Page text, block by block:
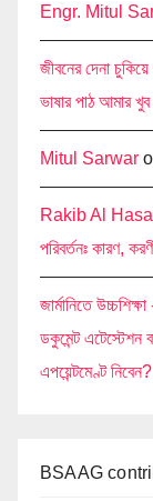
Engr. Mitul
জীবনের দেনা
ভাষার পাঠ আমার
Mitul Sarwar
Rakib Al
পরিবর্তনঃ কারণ,
জার্মানিতে
ডকুমেন্ট এটেস্টেশন
এপয়েন্টমেণ্ট
BSAAG